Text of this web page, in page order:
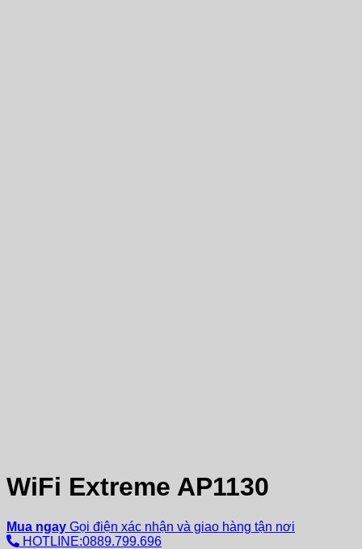
WiFi Extreme AP1130
Mua ngay Gọi điện xác nhận và giao hàng tận nơi
HOTLINE:0889.799.696